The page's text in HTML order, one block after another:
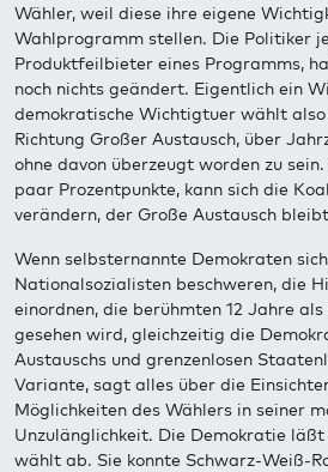
Wähler, weil diese ihre eigene
Wahlprogramm stellen. Die Politiker
Produktfeilbieter eines Programms,
noch nichts geändert. Eigentlich ein
demokratische Wichtigtuer wählt
Richtung Großer Austausch, über
ohne davon überzeugt worden zu
paar Prozentpunkte, kann sich die
verändern, der Große Austausch
Wenn selbsternannte Demokraten
Nationalsozialisten beschweren, die
einordnen, die berühmten 12 Jahre
gesehen wird, gleichzeitig die
Austauschs und grenzenlosen
Variante, sagt alles über die
Möglichkeiten des Wählers in seiner
Unzulänglichkeit. Die Demokratie
wählt ab. Sie konnte Schwarz-Weiß-